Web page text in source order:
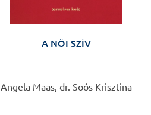
A NŐI SZÍV
Angela Maas, dr. Soós Krisztina